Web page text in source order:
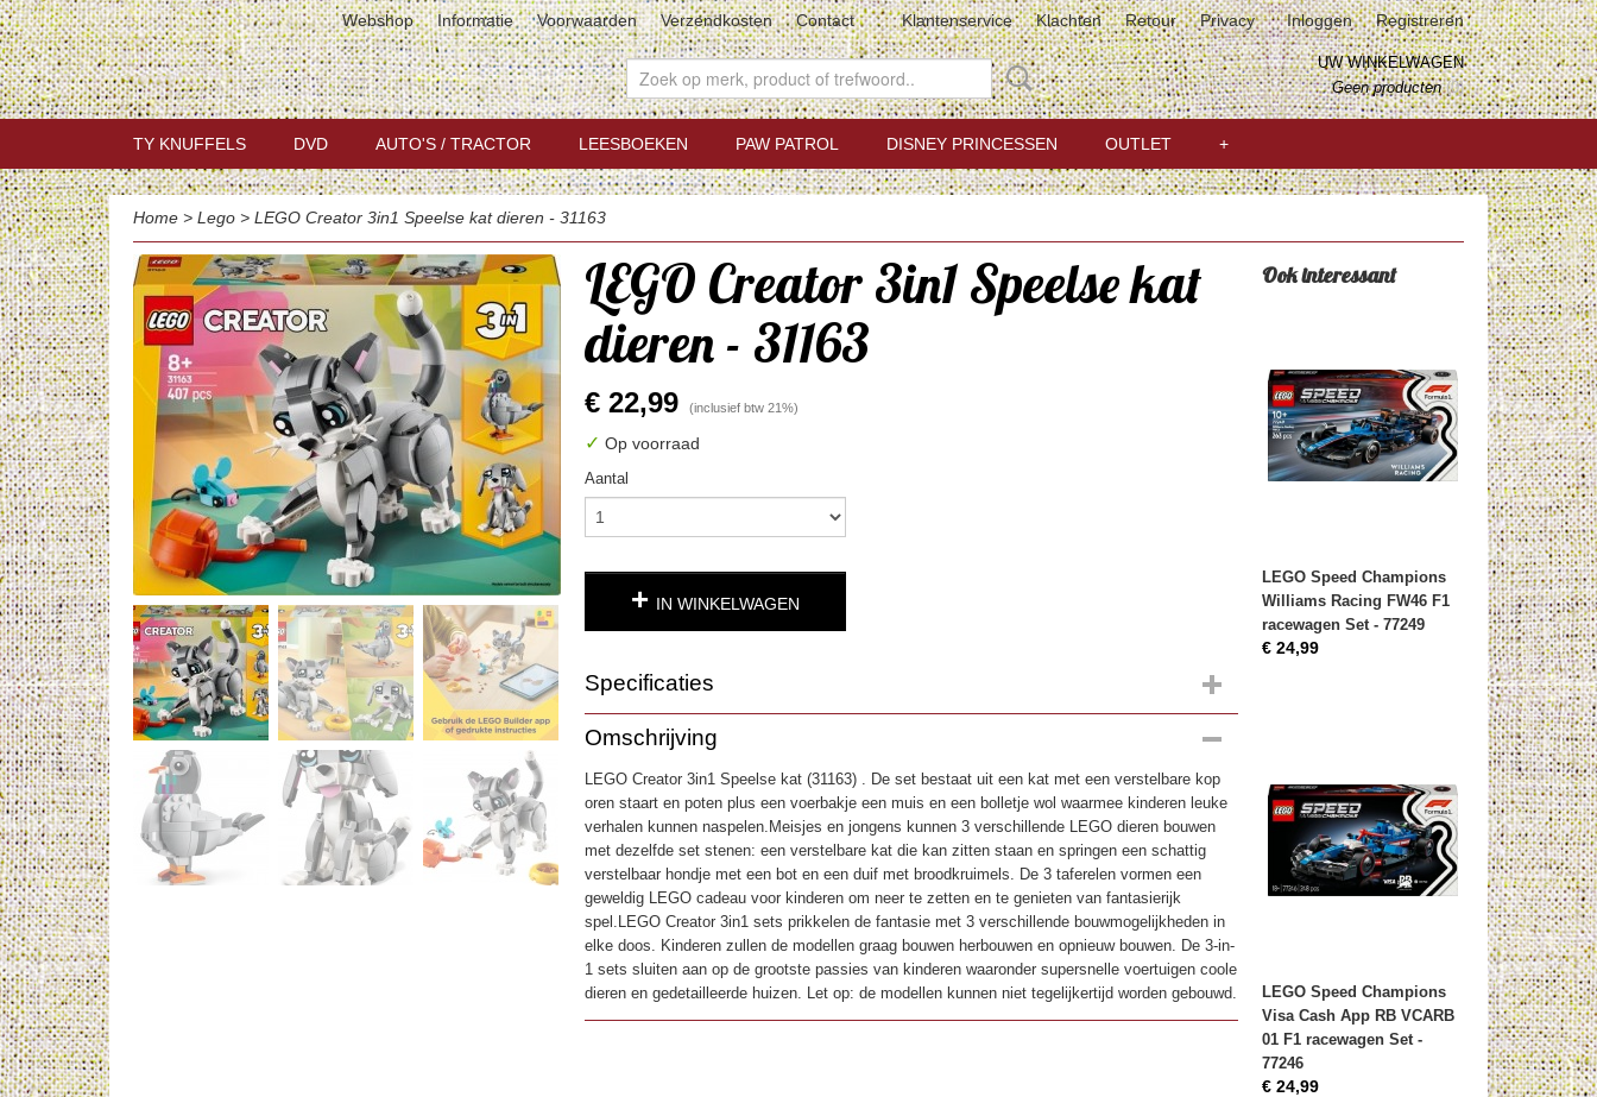
Webshop Informatie Voorwaarden Verzendkosten Contact Klantenservice Klachten Retour Privacy Inloggen Registreren
UW WINKELWAGEN
Geen producten(0)
TY KNUFFELS DVD AUTO'S / TRACTOR LEESBOEKEN PAW PATROL DISNEY PRINCESSEN OUTLET +
Home > Lego > LEGO Creator 3in1 Speelse kat dieren - 31163
LEGO Creator 3in1 Speelse kat
dieren - 31163
€ 22,99 (inclusief btw 21%)
✓ Op voorraad
Aantal
IN WINKELWAGEN
Specificaties
Productcode
EAN code
Omschrijving
LEGO Creator 3in1 Speelse kat (31163) . De set bestaat uit een kat met een verstelbare kop
oren staart en poten plus een voerbakje een muis en een bolletje wol waarmee kinderen leuke
verhalen kunnen naspelen.Meisjes en jongens kunnen 3 verschillende LEGO dieren bouwen
met dezelfde set stenen: een verstelbare kat die kan zitten staan en springen een schattig
verstelbaar hondje met een bot en een duif met broodkruimels. De 3 taferelen vormen een
geweldig LEGO cadeau voor kinderen om neer te zetten en te genieten van fantasierijk
spel.LEGO Creator 3in1 sets prikkelen de fantasie met 3 verschillende bouwmogelijkheden in
elke doos. Kinderen zullen de modellen graag bouwen herbouwen en opnieuw bouwen. De 3-in-
1 sets sluiten aan op de grootste passies van kinderen waaronder supersnelle voertuigen coole
dieren en gedetailleerde huizen. Let op: de modellen kunnen niet tegelijkertijd worden gebouwd.
Ook interessant
LEGO Speed Champions
Williams Racing FW46 F1
racewagen Set - 77249
€ 24,99
LEGO Speed Champions
Visa Cash App RB VCARB
01 F1 racewagen Set -
77246
€ 24,99